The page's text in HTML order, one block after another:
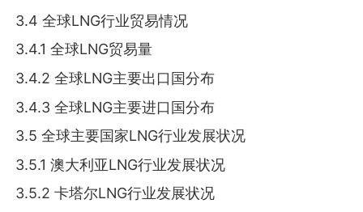
3.4 全球LNG行业贸易情况
3.4.1 全球LNG贸易量
3.4.2 全球LNG主要出口国分布
3.4.3 全球LNG主要进口国分布
3.5 全球主要国家LNG行业发展状况
3.5.1 澳大利亚LNG行业发展状况
3.5.2 卡塔尔LNG行业发展状况